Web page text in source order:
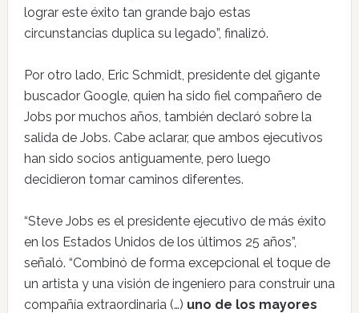
lograr este éxito tan grande bajo estas
circunstancias duplica su legado”, finalizó.
Por otro lado, Eric Schmidt, presidente del gigante
buscador Google, quien ha sido fiel compañero de
Jobs por muchos años, también declaró sobre la
salida de Jobs. Cabe aclarar, que ambos ejecutivos
han sido socios antiguamente, pero luego
decidieron tomar caminos diferentes.
“Steve Jobs es el presidente ejecutivo de más éxito
en los Estados Unidos de los últimos 25 años”,
señaló. “Combinó de forma excepcional el toque de
un artista y una visión de ingeniero para construir una
compañía extraordinaria (…) uno de los mayores